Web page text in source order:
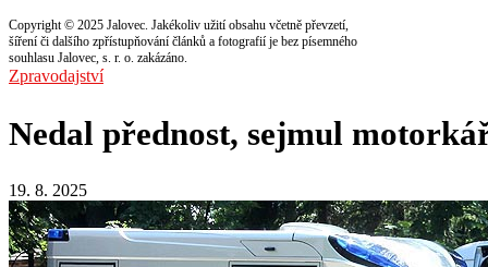
Copyright © 2025 Jalovec. Jakékoliv užití obsahu včetně převzetí,
šíření či dalšího zpřístupňování článků a fotografií je bez písemného
souhlasu Jalovec, s. r. o. zakázáno.
Zpravodajství
Nedal přednost, sejmul
19. 8. 2025